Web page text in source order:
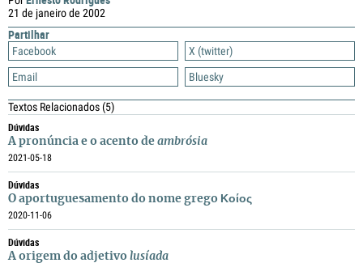
21 de janeiro de 2002
Partilhar
Facebook
X (twitter)
Email
Bluesky
Textos Relacionados(5)
Dúvidas
A pronúncia e o acento de ambrósia
2021-05-18
Dúvidas
O aportuguesamento do nome grego Κοίος
2020-11-06
Dúvidas
A origem do adjetivo lusíada